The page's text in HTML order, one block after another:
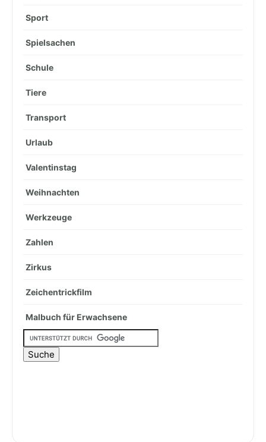
Sport
Spielsachen
Schule
Tiere
Transport
Urlaub
Valentinstag
Weihnachten
Werkzeuge
Zahlen
Zirkus
Zeichentrickfilm
Malbuch für Erwachsene